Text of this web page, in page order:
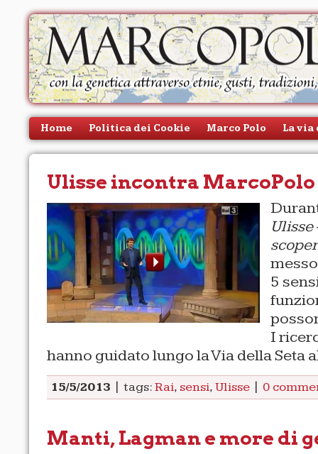
Home Politica dei Cookie Marco Polo La via
persone Contatti
Ulisse incontra MarcoPolo
5
I
hanno guidato lungo la Via della Seta
15/5/2013 | tags:Rai, sensi,Ulisse 0
Manti, Lagman e more di